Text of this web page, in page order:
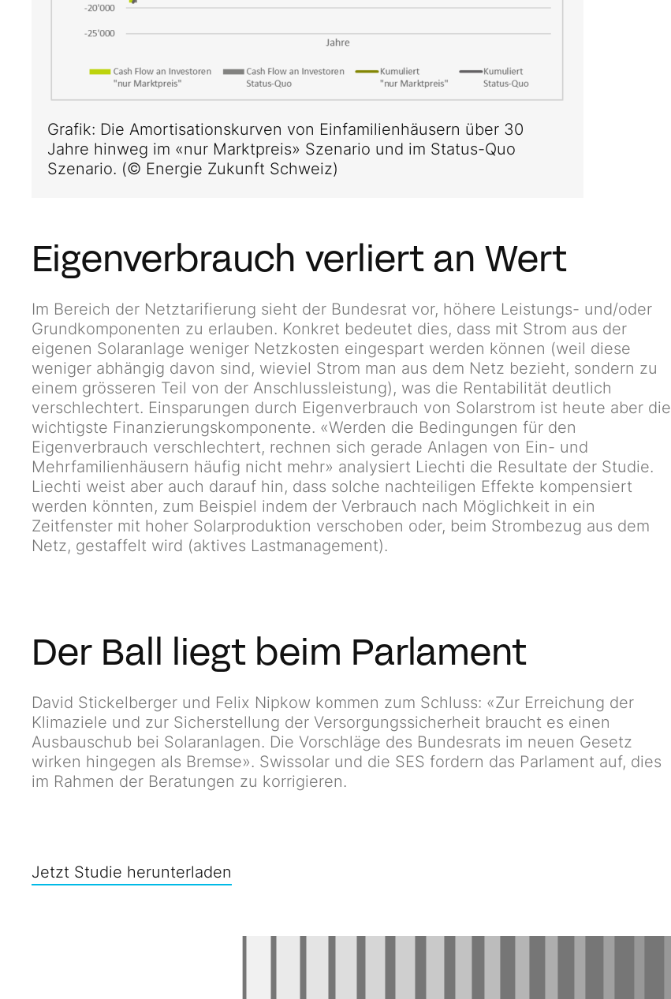
Grafik: Die Amortisationskurven von Einfamilienhäusern über 30
Jahre hinweg im «nur Marktpreis» Szenario und im Status-Quo
Szenario. (© Energie Zukunft Schweiz)
Eigenverbrauch verliert an Wert
Im Bereich der Netztarifierung sieht der Bundesrat vor, höhere Leistungs- und/oder
Grundkomponenten zu erlauben. Konkret bedeutet dies, dass mit Strom aus der
eigenen Solaranlage weniger Netzkosten eingespart werden können (weil diese
weniger abhängig davon sind, wieviel Strom man aus dem Netz bezieht, sondern zu
einem grösseren Teil von der Anschlussleistung), was die Rentabilität deutlich
verschlechtert. Einsparungen durch Eigenverbrauch von Solarstrom ist heute aber die
wichtigste Finanzierungskomponente. «Werden die Bedingungen für den
Eigenverbrauch verschlechtert, rechnen sich gerade Anlagen von Ein- und
Mehrfamilienhäusern häufig nicht mehr» analysiert Liechti die Resultate der Studie.
Liechti weist aber auch darauf hin, dass solche nachteiligen Effekte kompensiert
werden könnten, zum Beispiel indem der Verbrauch nach Möglichkeit in ein
Zeitfenster mit hoher Solarproduktion verschoben oder, beim Strombezug aus dem
Netz, gestaffelt wird (aktives Lastmanagement).
Der Ball liegt beim Parlament
David Stickelberger und Felix Nipkow kommen zum Schluss: «Zur Erreichung der
Klimaziele und zur Sicherstellung der Versorgungssicherheit braucht es einen
Ausbauschub bei Solaranlagen. Die Vorschläge des Bundesrats im neuen Gesetz
wirken hingegen als Bremse». Swissolar und die SES fordern das Parlament auf, dies
im Rahmen der Beratungen zu korrigieren.
Jetzt Studie herunterladen